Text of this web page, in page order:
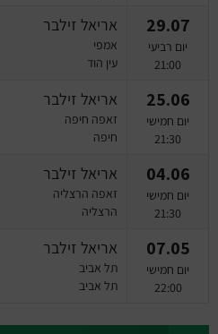
29.07
יום רביעי
21:00
אריאל זילבר
אמפי
עין הוד
25.06
יום חמישי
21:30
אריאל זילבר
זאפה חיפה
חיפה
04.06
יום חמישי
21:30
אריאל זילבר
זאפה הרצליה
הרצליה
07.05
יום חמישי
22:00
אריאל זילבר
תל אביב
תל אביב